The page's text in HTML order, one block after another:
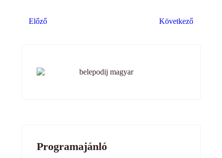
Előző cikk: Gotthárd napja helytörténeti vetélkedő
Előző Következő cikk:
Következő
Programajánló